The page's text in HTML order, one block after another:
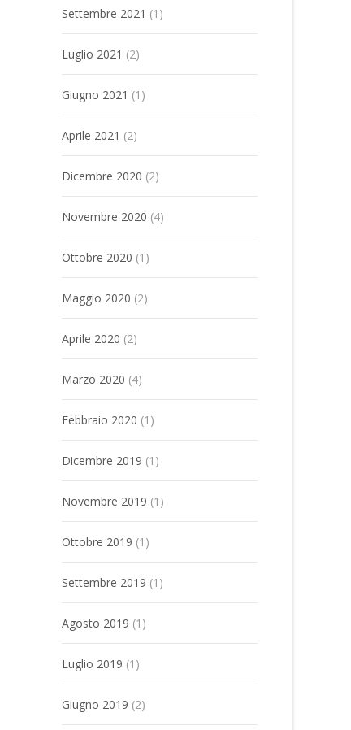
Settembre 2021 (1)
Luglio 2021 (2)
Giugno 2021 (1)
Aprile 2021 (2)
Dicembre 2020 (2)
Novembre 2020 (4)
Ottobre 2020 (1)
Maggio 2020 (2)
Aprile 2020 (2)
Marzo 2020 (4)
Febbraio 2020 (1)
Dicembre 2019 (1)
Novembre 2019 (1)
Ottobre 2019 (1)
Settembre 2019 (1)
Agosto 2019 (1)
Luglio 2019 (1)
Giugno 2019 (2)